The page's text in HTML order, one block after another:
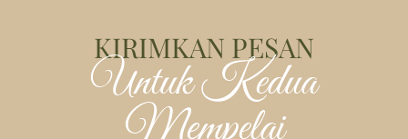
KIRIMKAN PESAN
Untuk Kedua